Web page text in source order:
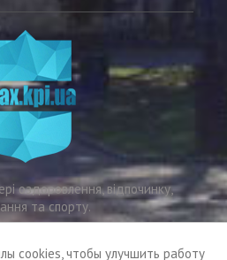
оздоровлення, відпочинку,
та спорту.
relax@kpi.ua
cookies, чтобы улучшить работу